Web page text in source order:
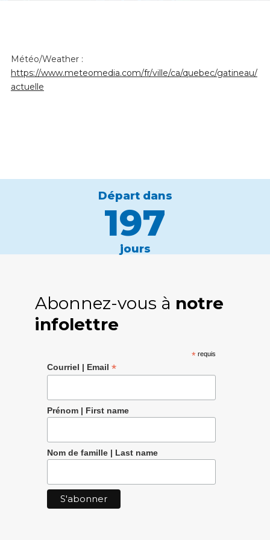
Météo/Weather :
https://www.meteomedia.com/fr/ville/ca/quebec/gatineau/
actuelle
Départ dans
197
jours
Abonnez-vous à notre
infolettre
* requis
Courriel | Email *
Prénom | First name
Nom de famille | Last name